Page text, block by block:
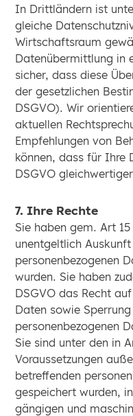
In Drittländern ist
gleiche
Wirtschaftsraum
Datenübermittlung in
sicher, dass diese
der gesetzlichen
DSGVO). Wir
aktuellen
Empfehlungen von
können, dass für Ihre
DSGVO
7. Ihre Rechte
Sie haben gem. Art
unentgeltlich
personenbezogenen
wurden. Sie haben
DSGVO das Recht
Daten sowie
personenbezogenen
Sie sind unter den in
Voraussetzungen
betreffenden
gespeichert wurden,
gängigen und